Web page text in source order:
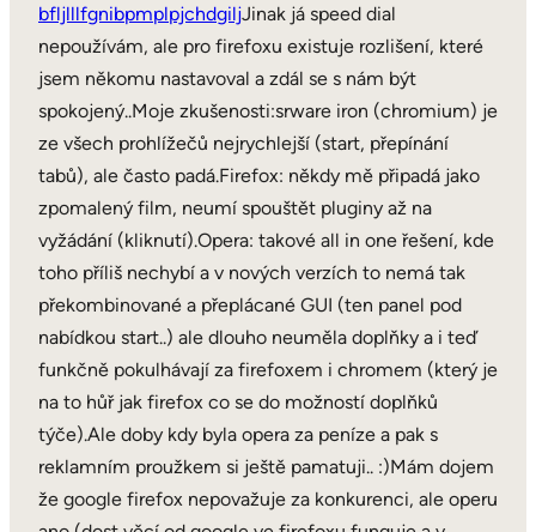
bfljlllfgnibpmplpjchdgiljJinak já speed dial
nepoužívám, ale pro firefoxu existuje rozlišení, které
jsem někomu nastavoval a zdál se s nám být
spokojený..Moje zkušenosti:srware iron (chromium) je
ze všech prohlížečů nejrychlejší (start, přepínání
tabů), ale často padá.Firefox: někdy mě připadá jako
zpomalený film, neumí spouštět pluginy až na
vyžádání (kliknutí).Opera: takové all in one řešení, kde
toho příliš nechybí a v nových verzích to nemá tak
překombinované a přeplácané GUI (ten panel pod
nabídkou start..) ale dlouho neuměla doplňky a i teď
funkčně pokulhávají za firefoxem i chromem (který je
na to hůř jak firefox co se do možností doplňků
týče).Ale doby kdy byla opera za peníze a pak s
reklamním proužkem si ještě pamatuji.. :)Mám dojem
že google firefox nepovažuje za konkurenci, ale operu